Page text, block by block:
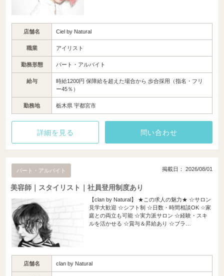
店舗名 Ciel by Natural
職業 アイリスト
勤務形態 パート・アルバイト
給与
時給1200円 保障給を超えた場合から 歩合採用（指名・フリ
ー45％）
勤務地 栃木県 宇都宮市
詳細を見る 問い合わせ
パート・アルバイト 掲載日： 2026/08/01
美容師｜スタイリスト｜社員登用制度あり
【clan by Natural】 ★この求人の魅力★ ☆サロン
見学大歓迎 ☆シフト制 ☆日数・時間相談OK ☆家
庭との両立も可能 ☆実力派サロン ☆経験・スキ
ルを活かせる ☆賞与＆昇給あり ☆ブラ…
店舗名 clan by Natural